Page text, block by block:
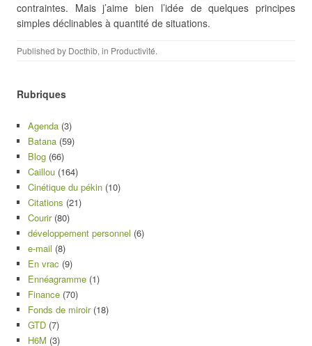
contraintes. Mais j’aime bien l’idée de quelques principes
simples déclinables à quantité de situations.
Published by Docthib, in Productivité.
Rubriques
Agenda (3)
Batana (59)
Blog (66)
Caillou (164)
Cinétique du pékin (10)
Citations (21)
Courir(80)
développement personnel (6)
e-mail (8)
En vrac (9)
Ennéagramme (1)
Finance (70)
Fonds de miroir(18)
GTD (7)
H6M (3)